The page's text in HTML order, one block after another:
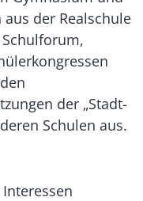
der Realschule
der „Stadt-
Schulen aus.